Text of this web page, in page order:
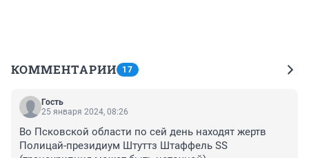
КОММЕНТАРИИ 17
Гость
25 января 2024, 08:26
Во Псковской области по сей день находят жертв
Полицай-президиум Штуттз Штаффель SS